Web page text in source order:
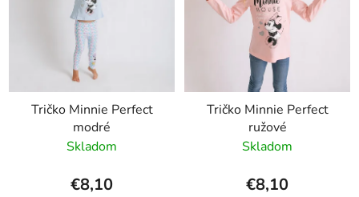
Tričko Minnie Perfect
modré
Skladom
€8,10
Tričko Minnie Perfect
ružové
Skladom
€8,10